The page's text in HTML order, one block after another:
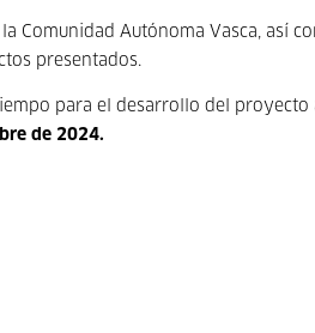
Comunidad Autónoma Vasca, así
presentados.
para el desarrollo del proyecto
de 2024.